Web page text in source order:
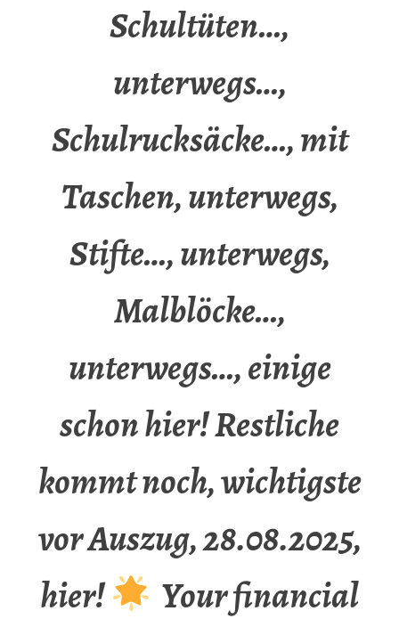
Schultüten…,
unterwegs…,
Schulrucksäcke…, mit
Taschen, unterwegs,
Stifte…, unterwegs,
Malblöcke…,
unterwegs…, einige
schon hier! Restliche
kommt noch, wichtigste
vor Auszug, 28.08.2025,
hier!
Your financial